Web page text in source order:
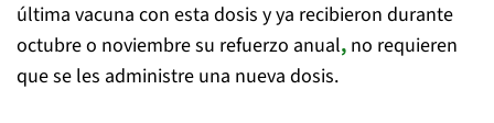
última vacuna con esta dosis y ya recibieron durante
octubre o noviembre su refuerzo anual, no requieren
que se les administre una nueva dosis.